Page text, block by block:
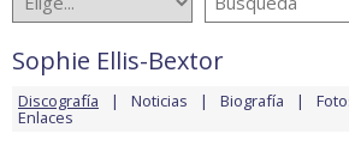
Sophie Ellis-Bextor
Discografía Noticias Biografía
Enlaces